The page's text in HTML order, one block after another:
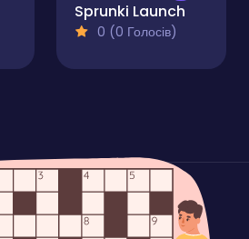
Sprunki Launch
0 (0 Голосів)